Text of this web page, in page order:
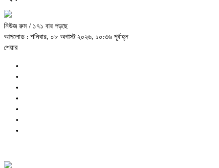
নিউজ রুম / ১৭১ বার পড়ছে
আপলোড : শনিবার, ০৮ অগাস্ট ২০২৬, ১০:৩৬ পূর্বাহ্ন
শেয়ার